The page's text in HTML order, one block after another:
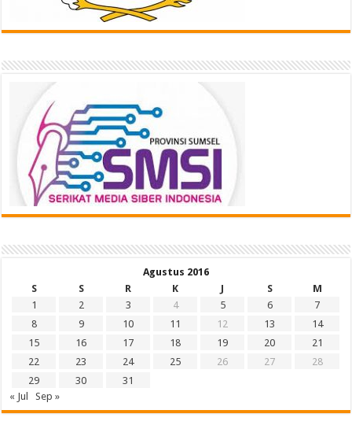
Agustus 2016
S
S R K J S
M
1
2 3 4 5 6
7
8
9 10 11 12 13
14
15
16 17 18 19 20
21
22
23 24 25 26 27
28
29
30
31
« Jul
Sep »